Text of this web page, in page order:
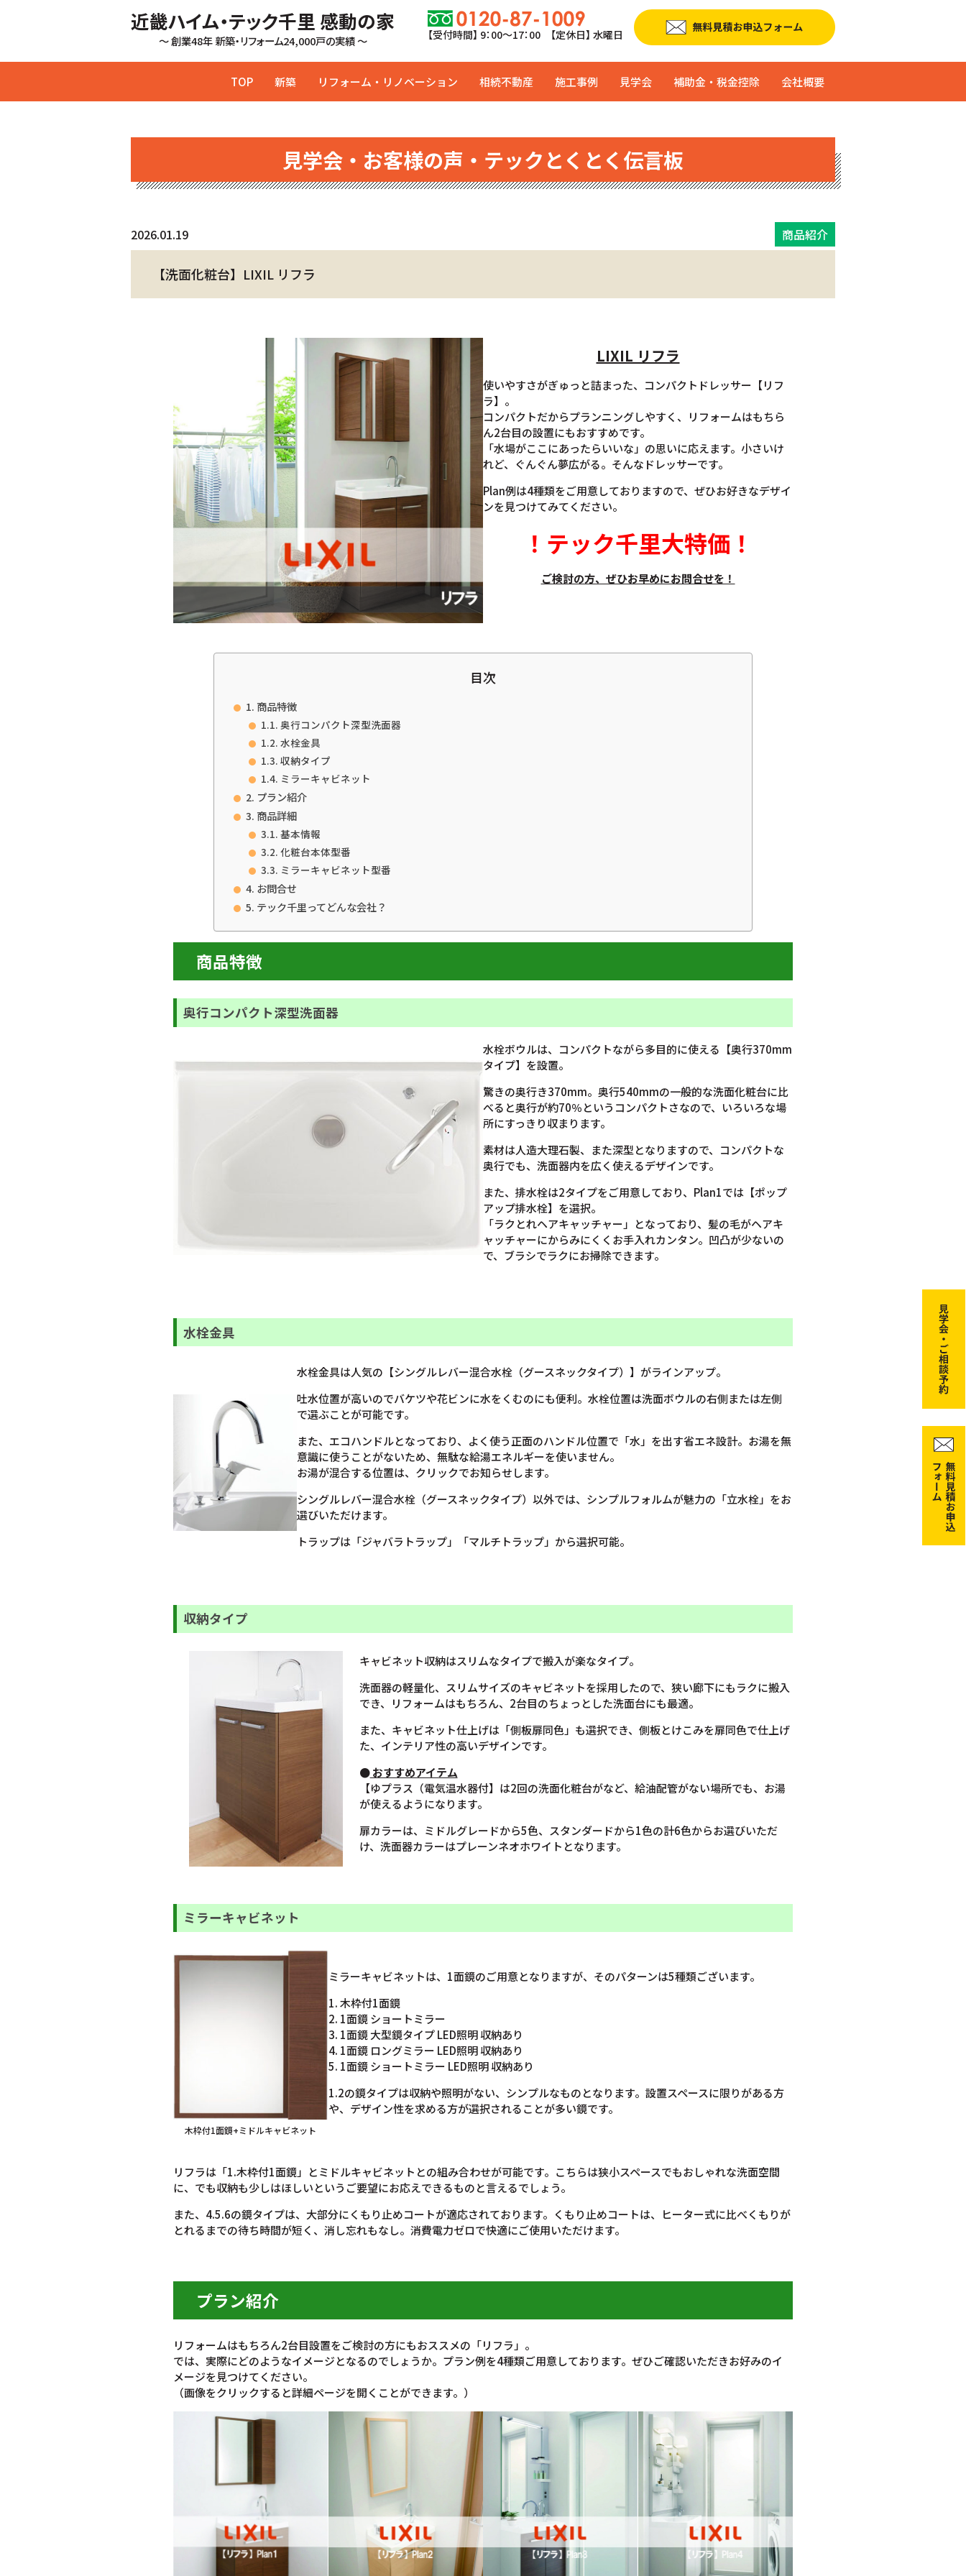
近畿ハイム・テック千里 感動の家
～ 創業48年 新築・リフォーム24,000戸の実績 ～ 【受付時間】 9：00〜17：00 【定休日】 水曜日
TOP 新築 リフォーム・リノベーション 相続不動産 施工事例 見学会 補助金・税金控除 会社概要
見学会・お客様の声・テックとくとく伝言板
2026.01.19 商品紹介
【洗面化粧台】LIXIL リフラ
LIXIL リフラ
使いやすさがぎゅっと詰まった、コンパクトドレッサー【リフ
ラ】。
コンパクトだからプランニングしやすく、リフォームはもちら
ん2台目の設置にもおすすめです。
「水場がここにあったらいいな」の思いに応えます。小さいけ
れど、ぐんぐん夢広がる。そんなドレッサーです。
Plan例は4種類をご用意しておりますので、ぜひお好きなデザイ
ンを見つけてみてください。
！ テック千里大特価 ！
ご検討の方、ぜひお早めにお問合せを！
目次
商品特徴
奥行コンパクト深型洗面器
水栓金具
収納タイプ
ミラーキャビネット
プラン紹介
商品詳細
基本情報
化粧台本体型番
ミラーキャビネット型番
お問合せ
テック千里ってどんな会社？
商品特徴
奥行コンパクト深型洗面器
水栓ボウルは、コンパクトながら多目的に使える【奥行370mm
タイプ】を設置。
驚きの奥行き370mm。奥行540mmの一般的な洗面化粧台に比
べると奥行が約70％というコンパクトさなので、いろいろな場
所にすっきり収まります。
素材は人造大理石製、また深型となりますので、コンパクトな
奥行でも、洗面器内を広く使えるデザインです。
また、排水栓は2タイプをご用意しており、Plan1では【ポップ
アップ排水栓】を選択。
「ラクとれヘアキャッチャー」となっており、髪の毛がヘアキ
ャッチャーにからみにくくお手入れカンタン。凹凸が少ないの
で、ブラシでラクにお掃除できます。
水栓金具
水栓金具は人気の【シングルレバー混合水栓（グースネックタイプ）】がラインアップ。
吐水位置が高いのでバケツや花ビンに水をくむのにも便利。水栓位置は洗面ボウルの右側または左側
で選ぶことが可能です。
また、エコハンドルとなっており、よく使う正面のハンドル位置で「水」を出す省エネ設計。お湯を無
意識に使うことがないため、無駄な給湯エネルギーを使いません。
お湯が混合する位置は、クリックでお知らせします。
シングルレバー混合水栓（グースネックタイプ）以外では、シンプルフォルムが魅力の「立水栓」をお
選びいただけます。
トラップは「ジャバラトラップ」「マルチトラップ」から選択可能。
収納タイプ
キャビネット収納はスリムなタイプで搬入が楽なタイプ。
洗面器の軽量化、スリムサイズのキャビネットを採用したので、狭い廊下にもラクに搬入
でき、リフォームはもちろん、2台目のちょっとした洗面台にも最適。
また、キャビネット仕上げは「側板扉同色」も選択でき、側板とけこみを扉同色で仕上げ
た、インテリア性の高いデザインです。
●おすすめアイテム
【ゆプラス（電気温水器付】は2回の洗面化粧台がなど、給油配管がない場所でも、お湯
が使えるようになります。
扉カラーは、ミドルグレードから5色、スタンダードから1色の計6色からお選びいただ
け、洗面器カラーはプレーンネオホワイトとなります。
ミラーキャビネット
木枠付1面鏡+ミドルキャビネット
ミラーキャビネットは、1面鏡のご用意となりますが、そのパターンは5種類ございます。
1. 木枠付1面鏡
2. 1面鏡 ショートミラー
3. 1面鏡 大型鏡タイプ LED照明 収納あり
4. 1面鏡 ロングミラー LED照明 収納あり
5. 1面鏡 ショートミラー LED照明 収納あり
1.2の鏡タイプは収納や照明がない、シンプルなものとなります。設置スペースに限りがある方
や、デザイン性を求める方が選択されることが多い鏡です。
リフラは「1.木枠付1面鏡」とミドルキャビネットとの組み合わせが可能です。こちらは狭小スペースでもおしゃれな洗面空間
に、でも収納も少しはほしいというご要望にお応えできるものと言えるでしょう。
また、4.5.6の鏡タイプは、大部分にくもり止めコートが適応されております。くもり止めコートは、ヒーター式に比べくもりが
とれるまでの待ち時間が短く、消し忘れもなし。消費電力ゼロで快適にご使用いただけます。
プラン紹介
リフォームはもちろん2台目設置をご検討の方にもおススメの「リフラ」。
では、実際にどのようなイメージとなるのでしょうか。プラン例を4種類ご用意しております。ぜひご確認いただきお好みのイ
メージを見つけてください。
（画像をクリックすると詳細ページを開くことができます。）